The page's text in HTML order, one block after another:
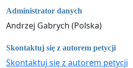
Administrator danych
Andrzej Gabrych (Polska)
Skontaktuj się z autorem petycji
Skontaktuj się z autorem petycji